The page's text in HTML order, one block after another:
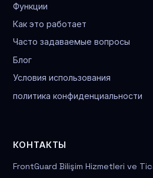
Функции
Как это работает
Часто задаваемые вопросы
Блог
Условия использования
политика конфиденциальности
КОНТАКТЫ
FrontGuard Bilişim Hizmetleri ve